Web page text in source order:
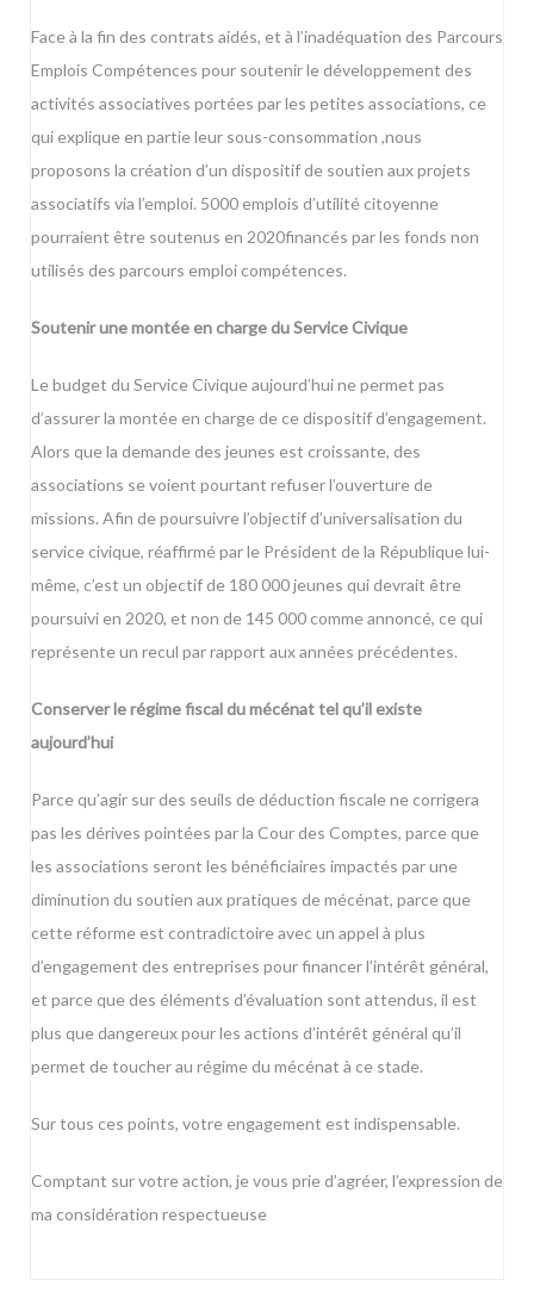
Face à la fin des contrats aidés, et à l’inadéquation des Parcours
Emplois Compétences pour soutenir le développement des
activités associatives portées par les petites associations, ce
qui explique en partie leur sous-consommation ,nous
proposons la création d’un dispositif de soutien aux projets
associatifs via l’emploi. 5000 emplois d’utilité citoyenne
pourraient être soutenus en 2020financés par les fonds non
utilisés des parcours emploi compétences.
Soutenir une montée en charge du Service Civique
Le budget du Service Civique aujourd’hui ne permet pas
d’assurer la montée en charge de ce dispositif d’engagement.
Alors que la demande des jeunes est croissante, des
associations se voient pourtant refuser l’ouverture de
missions. Afin de poursuivre l’objectif d’universalisation du
service civique, réaffirmé par le Président de la République lui-
même, c’est un objectif de 180 000 jeunes qui devrait être
poursuivi en 2020, et non de 145 000 comme annoncé, ce qui
représente un recul par rapport aux années précédentes.
Conserver le régime fiscal du mécénat tel qu’il existe
aujourd’hui
Parce qu’agir sur des seuils de déduction fiscale ne corrigera
pas les dérives pointées par la Cour des Comptes, parce que
les associations seront les bénéficiaires impactés par une
diminution du soutien aux pratiques de mécénat, parce que
cette réforme est contradictoire avec un appel à plus
d’engagement des entreprises pour financer l’intérêt général,
et parce que des éléments d’évaluation sont attendus, il est
plus que dangereux pour les actions d’intérêt général qu’il
permet de toucher au régime du mécénat à ce stade.
Sur tous ces points, votre engagement est indispensable.
Comptant sur votre action, je vous prie d’agréer, l’expression de
ma considération respectueuse